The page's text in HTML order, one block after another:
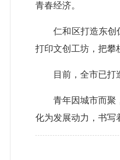
青春经济。
仁和区打造东创仁
打印文创工坊，把攀
目前，全市已打造
青年因城市而聚，
化为发展动力，书写